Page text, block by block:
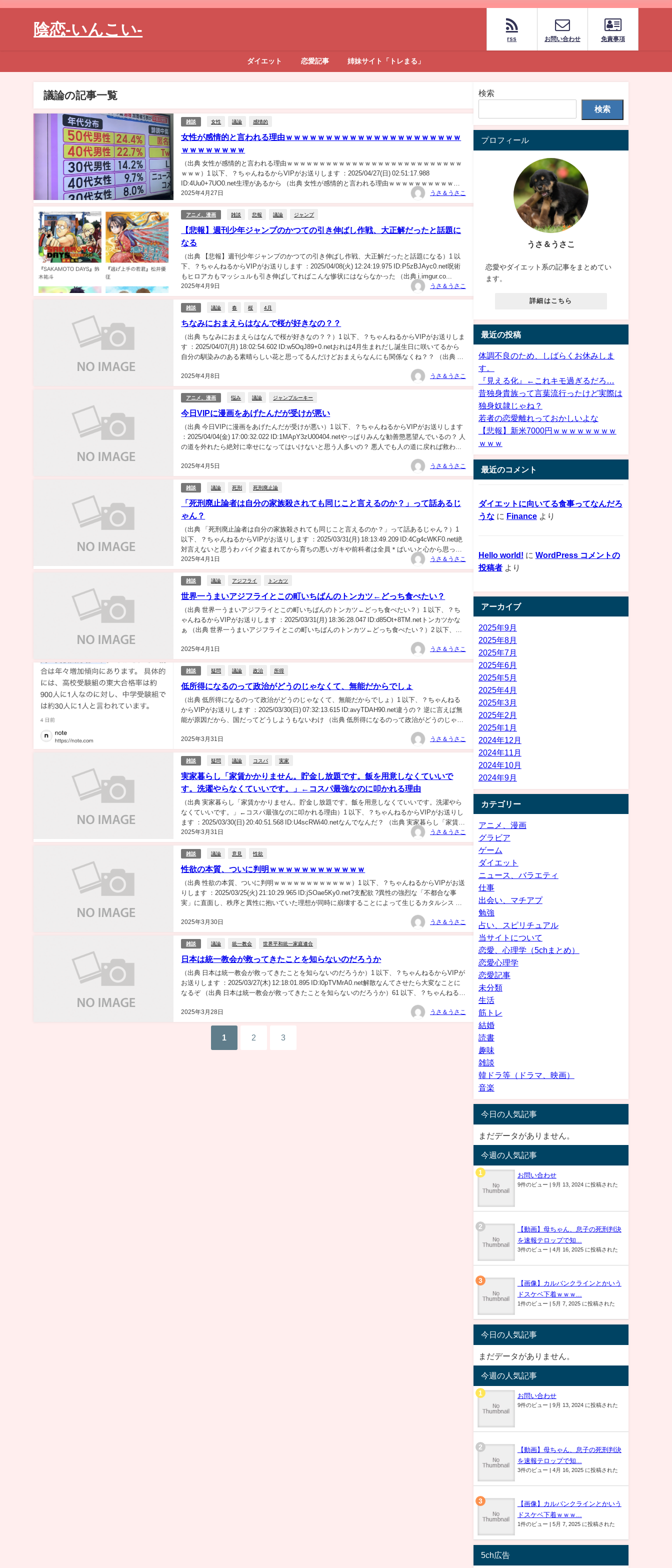
陰恋-いんこい-
rss お問い合わせ 免責事項
ダイエット 恋愛記事 姉妹サイト「トレまる」
議論の記事一覧
雑談 女性 議論 感情的
女性が感情的と言われる理由ｗｗｗｗｗｗｗｗｗｗｗｗｗｗｗｗｗｗｗｗｗｗ
ｗｗｗｗｗｗｗｗ
2025年4月27日
（出典 女性が感情的と言われる理由ｗｗｗｗｗｗｗｗｗｗｗｗｗｗｗｗｗｗｗｗｗｗｗｗｗｗｗ
ｗｗｗ）1 以下、？ちゃんねるからVIPがお送りします ：2025/04/27(日) 02:51:17.988
ID:4Uu0+7UO0.net生理があるから （出典 女性が感情的と言われる理由ｗｗｗｗｗｗｗｗｗｗｗ
ｗｗｗｗｗｗｗｗ...
うさ＆うさこ
アニメ、漫画 雑談 悲報 議論 ジャンプ
【悲報】週刊少年ジャンプのかつての引き伸ばし作戦、大正解だったと話題に
なる
2025年4月9日
（出典 【悲報】週刊少年ジャンプのかつての引き伸ばし作戦、大正解だったと話題になる）1 以
下、？ちゃんねるからVIPがお送りします ：2025/04/08(火) 12:24:19.975 ID:P5zBJAyc0.net呪術
もヒロアカもマッシュルも引き伸ばしてればこんな惨状にはならなかった （出典 i.imgur.co...
うさ＆うさこ
雑談 議論 春 桜 4月
ちなみにおまえらはなんで桜が好きなの？？
2025年4月8日
（出典 ちなみにおまえらはなんで桜が好きなの？？）1 以下、？ちゃんねるからVIPがお送りしま
す ：2025/04/07(月) 18:02:54.602 ID:w5OqJ89+0.netおれは4月生まれだし誕生日に咲いてるから
自分の馴染みのある素晴らしい花と思ってるんだけどおまえらなんにも関係なくね？？ （出典 ち
うさ＆うさこ
アニメ、漫画 悩み 議論 ジャンプルーキー
今日VIPに漫画をあげたんだが受けが悪い
2025年4月5日
（出典 今日VIPに漫画をあげたんだが受けが悪い）1 以下、？ちゃんねるからVIPがお送りします
：2025/04/04(金) 17:00:32.022 ID:1MApY3zU00404.netやっぱりみんな勧善懲悪望んでいるの？ 人
の道を外れたら絶対に幸せになってはいけないと思う人多いの？ 悪人でも人の道に戻れば救わ...
うさ＆うさこ
雑談 議論 死刑 死刑廃止論
「死刑廃止論者は自分の家族殺されても同じこと言えるのか？」って話あるじ
ゃん？
2025年4月1日
（出典 「死刑廃止論者は自分の家族殺されても同じこと言えるのか？」って話あるじゃん？）1
以下、？ちゃんねるからVIPがお送りします ：2025/03/31(月) 18:13:49.209 ID:4Cg4cWKF0.net絶
対言えないと思うわ バイク盗まれてから育ちの悪いガキや前科者は全員＊ばいいと心から思って
るもん、...
うさ＆うさこ
雑談 議論 アジフライ トンカツ
世界一うまいアジフライとこの町いちばんのトンカツ←どっち食べたい？
2025年4月1日
（出典 世界一うまいアジフライとこの町いちばんのトンカツ←どっち食べたい？）1 以下、？ち
ゃんねるからVIPがお送りします ：2025/03/31(月) 18:36:28.047 ID:d85Ot+8TM.netトンカツかな
ぁ （出典 世界一うまいアジフライとこの町いちばんのトンカツ←どっち食べたい？）2 以下、？
うさ＆うさこ
雑談 疑問 議論 政治 所得
低所得になるのって政治がどうのじゃなくて、無能だからでしょ
2025年3月31日
（出典 低所得になるのって政治がどうのじゃなくて、無能だからでしょ）1 以下、？ちゃんねる
からVIPがお送りします ：2025/03/30(日) 07:32:13.615 ID:avyTDAH90.net違うの？ 逆に言えば無
能が原因だから、国だってどうしようもないわけ （出典 低所得になるのって政治がどうのじゃな
うさ＆うさこ
雑談 疑問 議論 コスパ 実家
実家暮らし「家賃かかりません。貯金し放題です。飯を用意しなくていいで
す。洗濯やらなくていいです。」←コスパ最強なのに叩かれる理由
2025年3月31日
（出典 実家暮らし「家賃かかりません。貯金し放題です。飯を用意しなくていいです。洗濯やら
なくていいです。」←コスパ最強なのに叩かれる理由）1 以下、？ちゃんねるからVIPがお送りし
ます ：2025/03/30(日) 20:40:51.568 ID:U4scRWi40.netなんでなんだ？ （出典 実家暮らし「家賃か
かり...
うさ＆うさこ
雑談 議論 意見 性欲
性欲の本質、ついに判明ｗｗｗｗｗｗｗｗｗｗｗｗ
2025年3月30日
（出典 性欲の本質、ついに判明ｗｗｗｗｗｗｗｗｗｗｗｗ）1 以下、？ちゃんねるからVIPがお送
りします ：2025/03/25(火) 21:10:29.965 ID:jSOae5Ky0.net?支配欲 ?異性の強烈な「不都合な事
実」に直面し、秩序と異性に抱いていた理想が同時に崩壊することによって生じるカタルシス こ
うさ＆うさこ
雑談 議論 統一教会 世界平和統一家庭連合
日本は統一教会が救ってきたことを知らないのだろうか
2025年3月28日
（出典 日本は統一教会が救ってきたことを知らないのだろうか）1 以下、？ちゃんねるからVIPが
お送りします ：2025/03/27(木) 12:18:01.895 ID:l0pTVMrA0.net解散なんてさせたら大変なことに
なるぞ （出典 日本は統一教会が救ってきたことを知らないのだろうか）61 以下、？ちゃんねる
うさ＆うさこ
1 2 3
検索
検索
プロフィール
うさ＆うさこ
恋愛やダイエット系の記事をまとめてい
ます。
詳細はこちら
最近の投稿
体調不良のため、しばらくお休みしま
す。
『見える化』←これキモ過ぎるだろ…
昔独身貴族って言葉流行ったけど実際は
独身奴隷じゃね？
若者の恋愛離れっておかしいよな
【悲報】新米7000円ｗｗｗｗｗｗｗｗ
ｗｗｗ
最近のコメント
ダイエットに向いてる食事ってなんだろ
うなに Financeより
Hello world! に WordPress コメントの
投稿者より
アーカイブ
2025年9月
2025年8月
2025年7月
2025年6月
2025年5月
2025年4月
2025年3月
2025年2月
2025年1月
2024年12月
2024年11月
2024年10月
2024年9月
カテゴリー
アニメ、漫画
グラビア
ゲーム
ダイエット
ニュース、バラエティ
仕事
出会い、マチアプ
勉強
占い、スピリチュアル
当サイトについて
恋愛、心理学（5chまとめ）
恋愛心理学
恋愛記事
未分類
生活
筋トレ
結婚
読書
趣味
雑談
韓ドラ等（ドラマ、映画）
音楽
今日の人気記事
まだデータがありません。
今週の人気記事
お問い合わせ
9件のビュー | 9月 13, 2024 に投稿された
【動画】母ちゃん、息子の死刑判決
を速報テロップで知...
3件のビュー | 4月 16, 2025 に投稿された
【画像】カルバンクラインとかいう
ドスケベ下着ｗｗｗ...
1件のビュー | 5月 7, 2025 に投稿された
今日の人気記事
まだデータがありません。
今週の人気記事
お問い合わせ
9件のビュー | 9月 13, 2024 に投稿された
【動画】母ちゃん、息子の死刑判決
を速報テロップで知...
3件のビュー | 4月 16, 2025 に投稿された
【画像】カルバンクラインとかいう
ドスケベ下着ｗｗｗ...
1件のビュー | 5月 7, 2025 に投稿された
5ch広告